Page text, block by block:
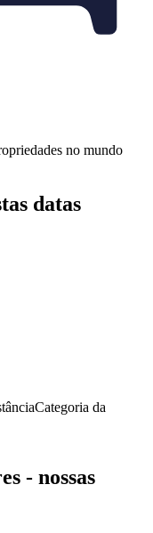
no mundo
datas
Categoria da
- nossas